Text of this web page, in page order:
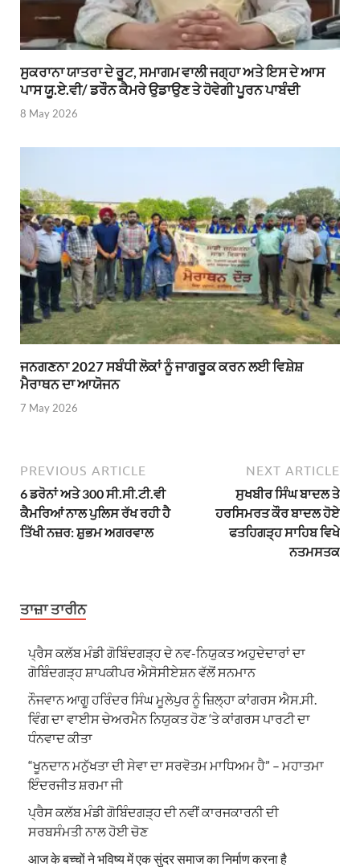
ਸੁਕਰਾਨਾ ਯਾਤਰਾ ਦੇ ਰੂਟ, ਸਮਾਗਮ ਵਾਲੀ ਜਗ੍ਹਾ ਅਤੇ ਇਸ ਦੇ ਆਸ
ਪਾਸ ਯੂ.ਏ.ਵੀ/ ਡਰੌਨ ਕੈਮਰੇ ਉਡਾਉਣ ਤੇ ਹੋਵੇਗੀ ਪੂਰਨ ਪਾਬੰਦੀ
8 May 2026
ਜਨਗਣਨਾ 2027 ਸਬੰਧੀ ਲੋਕਾਂ ਨੂੰ ਜਾਗਰੂਕ ਕਰਨ ਲਈ ਵਿਸ਼ੇਸ਼
ਮੈਰਾਥਨ ਦਾ ਆਯੋਜਨ
7 May 2026
PREVIOUS ARTICLE
6 ਡਰੋਨਾਂ ਅਤੇ 300 ਸੀ.ਸੀ.ਟੀ.ਵੀ
ਕੈਮਰਿਆਂ ਨਾਲ ਪੁਲਿਸ ਰੱਖ ਰਹੀ ਹੈ
ਤਿੱਖੀ ਨਜ਼ਰ: ਸ਼ੁਭਮ ਅਗਰਵਾਲ
NEXT ARTICLE
ਸੁਖਬੀਰ ਸਿੰਘ ਬਾਦਲ ਤੇ
ਹਰਸਿਮਰਤ ਕੌਰ ਬਾਦਲ ਹੋਏ
ਫਤਹਿਗੜ੍ਹ ਸਾਹਿਬ ਵਿਖੇ
ਨਤਮਸਤਕ
ਤਾਜ਼ਾ ਤਾਰੀਨ
ਪ੍ਰੈਸ ਕਲੱਬ ਮੰਡੀ ਗੋਬਿੰਦਗੜ੍ਹ ਦੇ ਨਵ-ਨਿਯੁਕਤ ਅਹੁਦੇਦਾਰਾਂ ਦਾ
ਗੋਬਿੰਦਗੜ੍ਹ ਸ਼ਾਪਕੀਪਰ ਐਸੋਸੀਏਸ਼ਨ ਵੱਲੋਂ ਸਨਮਾਨ
ਨੌਜਵਾਨ ਆਗੂ ਹਰਿੰਦਰ ਸਿੰਘ ਮੂਲੇਪੁਰ ਨੂੰ ਜ਼ਿਲ੍ਹਾ ਕਾਂਗਰਸ ਐਸ.ਸੀ.
ਵਿੰਗ ਦਾ ਵਾਈਸ ਚੇਅਰਮੈਨ ਨਿਯੁਕਤ ਹੋਣ ‘ਤੇ ਕਾਂਗਰਸ ਪਾਰਟੀ ਦਾ
ਧੰਨਵਾਦ ਕੀਤਾ
“ਖੂਨਦਾਨ ਮਨੁੱਖਤਾ ਦੀ ਸੇਵਾ ਦਾ ਸਰਵੋਤਮ ਮਾਧਿਅਮ ਹੈ” – ਮਹਾਤਮਾ
ਇੰਦਰਜੀਤ ਸ਼ਰਮਾ ਜੀ
ਪ੍ਰੈਸ ਕਲੱਬ ਮੰਡੀ ਗੋਬਿੰਦਗੜ੍ਹ ਦੀ ਨਵੀਂ ਕਾਰਜਕਾਰਨੀ ਦੀ
ਸਰਬਸੰਮਤੀ ਨਾਲ ਹੋਈ ਚੋਣ
आज के बच्चों ने भविष्य में एक सुंदर समाज का निर्माण करना है